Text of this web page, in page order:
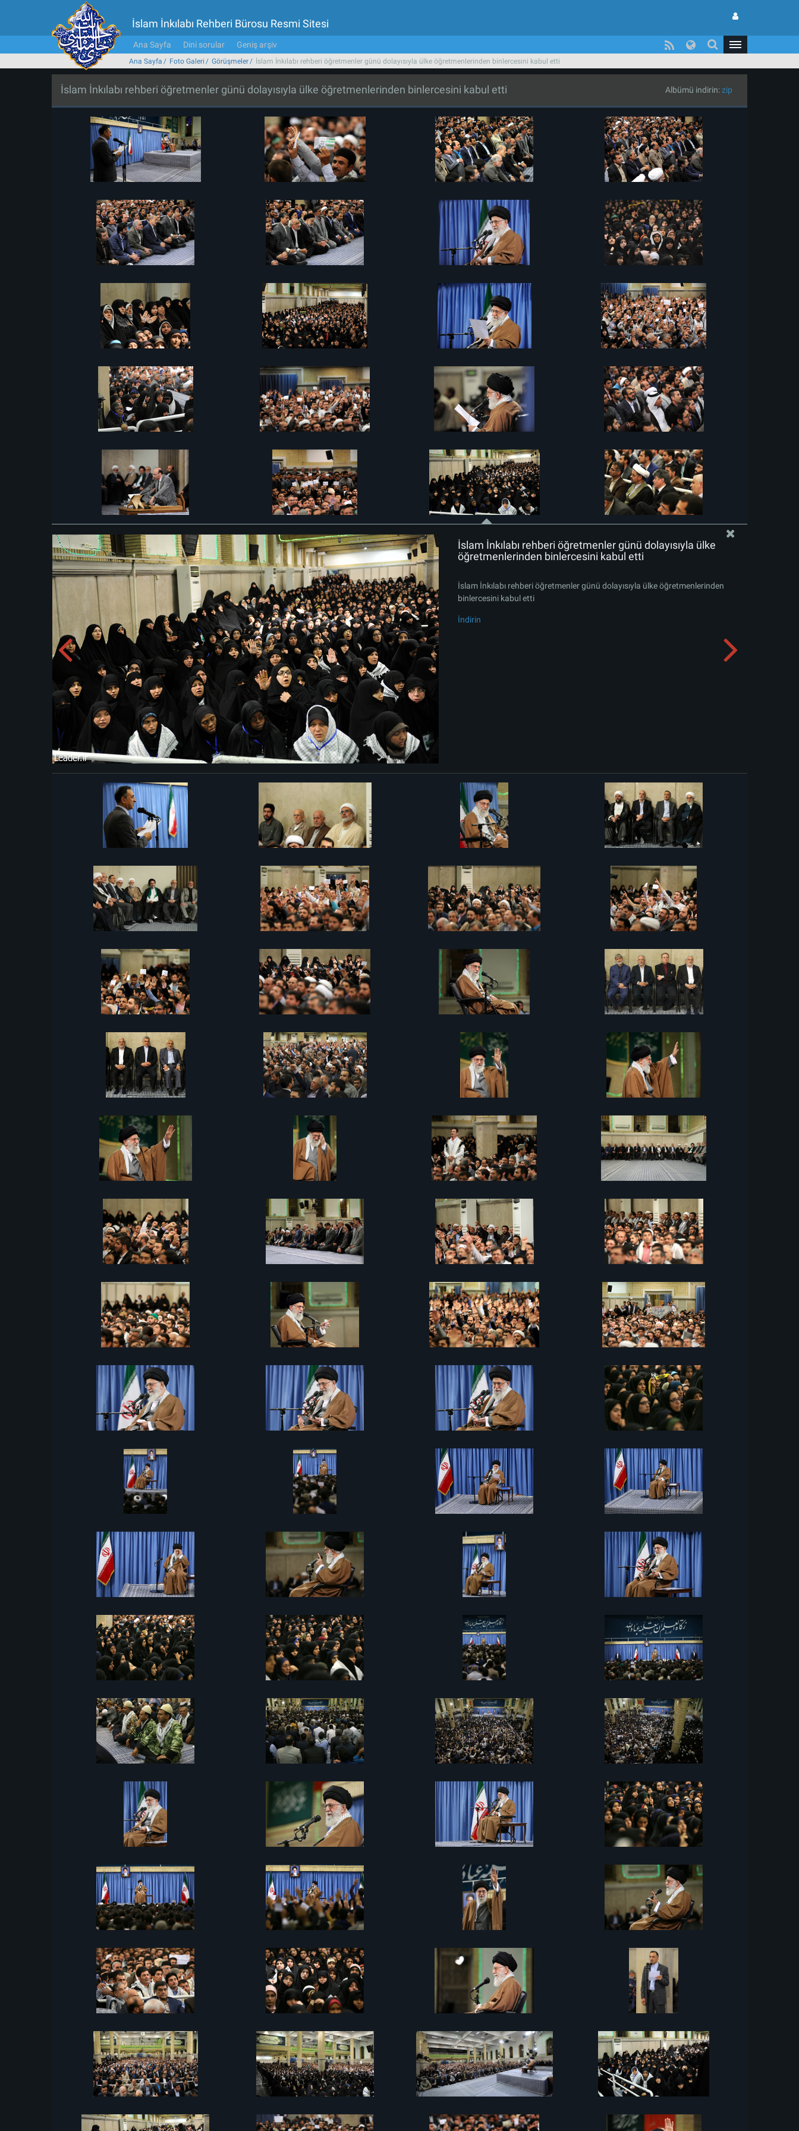
İslam İnkılabı Rehberi Bürosu Resmi Sitesi
Ana Sayfa Dini sorular Geniş arşiv
Ana Sayfa Foto Galeri Görüşmeler İslam İnkılabı rehberi öğretmenler günü dolayısıyla ülke öğretmenlerinden binlercesini kabul etti
İslam İnkılabı rehberi öğretmenler günü dolayısıyla ülke öğretmenlerinden binlercesini kabul etti Albümü indirin:zip
İslam İnkılabı rehberi öğretmenler günü dolayısıyla ülke
öğretmenlerinden binlercesini kabul etti
İslam İnkılabı rehberi öğretmenler günü dolayısıyla ülke öğretmenlerinden
binlercesini kabul etti
İndirin